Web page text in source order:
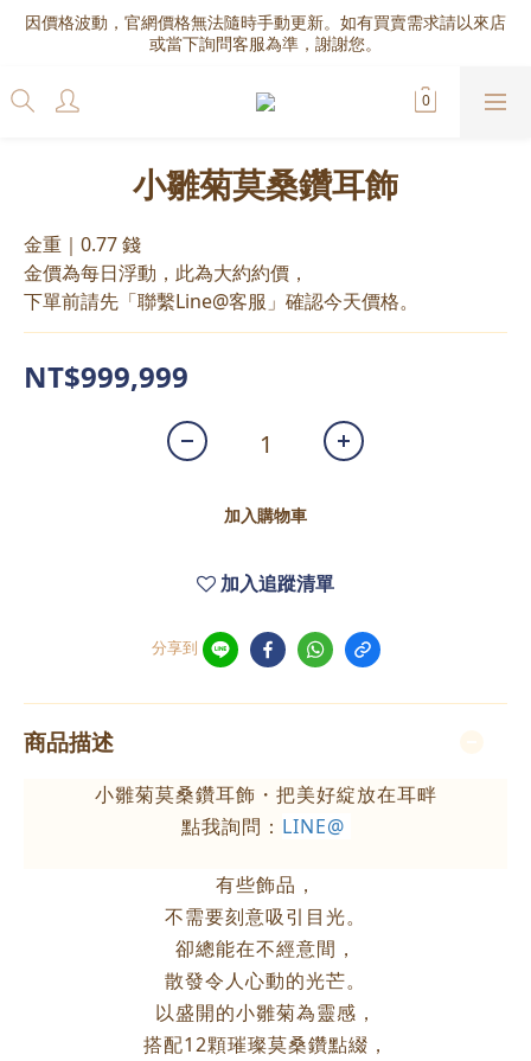
因價格波動，官網價格無法隨時手動更新。如有買賣需求請以來店
或當下詢問客服為準，謝謝您。
小雛菊莫桑鑽耳飾
金重｜0.77 錢
金價為每日浮動，此為大約約價，
下單前請先「聯繫Line@客服」確認今天價格。
NT$999,999
加入購物車
加入追蹤清單
分享到
商品描述
小雛菊莫桑鑽耳飾・把美好綻放在耳畔
點我詢問： LINE@
有些飾品，
不需要刻意吸引目光。
卻總能在不經意間，
散發令人心動的光芒。
以盛開的小雛菊為靈感，
搭配12顆璀璨莫桑鑽點綴，